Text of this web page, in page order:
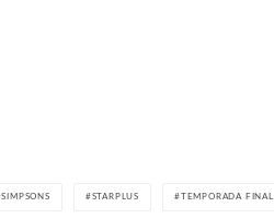
SIMPSONS STARPLUS TEMPORADA FINAL